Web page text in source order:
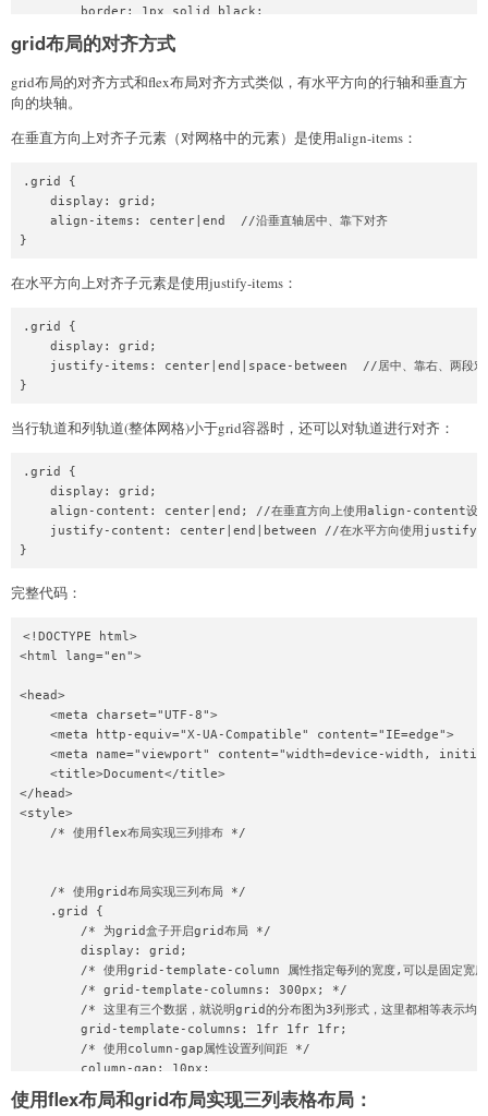
        border: 1px solid black;
    }
        margin-top: 50px;
        display: grid;
/* 排列元素我们可以使用grid-template-areas属性，注意这里是设置
        grid-template-areas:
            "sidebar content content"
            "footer footer footer"
    }
        /* 命名此空间为header */
        background-color: skyblue;
        height: 60px;
    }
        grid-area: sidebar;
        height: 60px;
    main {
        grid-area: content;
    footer {
        grid-area: footer;
        height: 60px;
    }
</style>
grid布局的对齐方式
grid布局的对齐方式和flex布局对齐方式类似，有水平方向的行轴和垂直方
向的块轴。
在垂直方向上对齐子元素（对网格中的元素）是使用align-items：
.grid {
    display: grid;
    align-items: center|end  //沿垂直轴居中、靠下对齐
}
在水平方向上对齐子元素是使用justify-items：
.grid {
    display: grid;
justify-items: center|end|space-between  //居中、靠右、两段对
}
当行轨道和列轨道(整体网格)小于grid容器时，还可以对轨道进行对齐：
.grid {
    display: grid;
align-content: center|end; //在垂直方向上使用align-content设置
justify-content: center|end|between //在水平方向使用justify-
}
完整代码：
<!DOCTYPE html>
<html lang="en">
<head>
    <meta charset="UTF-8">
    <meta http-equiv="X-UA-Compatible" content="IE=edge">
<meta name="viewport" content="width=device-width,
    <title>Document</title>
</head>
<style>
    /* 使用flex布局实现三列排布 */
    /* 使用grid布局实现三列布局 */
    .grid {
        /* 为grid盒子开启grid布局 */
        display: grid;
/* 使用grid-template-column 属性指定每列的宽度,可以是固定宽度
        /* grid-template-columns: 300px; */
/* 这里有三个数据，就说明grid的分布图为3列形式，这里都相等表示均
        grid-template-columns: 1fr 1fr 1fr;
        /* 使用column-gap属性设置列间距 */
        column-gap: 10px;
        /* 使用row-gap设置行间距 */
        row-gap: 10px;
使用flex布局和grid布局实现三列表格布局：